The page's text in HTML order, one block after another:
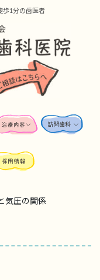
歩1分の歯医者
気圧の関係